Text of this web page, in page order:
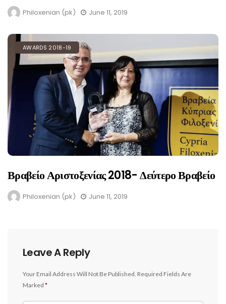
Philoxenian (pk) June 11, 2019
AWARDS 2018-19
Βραβείο Αριστοξενίας 2018- Δεύτερο Βραβείο
Philoxenian (pk) June 11, 2019
Leave A Reply
Your Email Address Will Not Be Published. Required Fields Are
Marked *